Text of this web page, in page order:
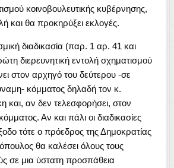
κοινοβουλευτικής κυβέρνησης,
και θα προκηρύξει εκλογές.
διαδικασία (παρ. 1 αρ. 41 και
διερευνητική εντολή σχηματισμού
στον αρχηγό του δεύτερου -σε
κόμματος δηλαδή τον κ.
και, αν δεν τελεσφορήσει, στον
Αν και πάλι οι διαδικασίες
τότε ο πρόεδρος της Δημοκρατίας
θα καλέσει όλους τους
σε μια ύστατη προσπάθεια